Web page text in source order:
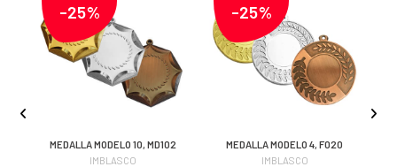
-25%
MEDALLA MODELO 10, MD102
IMBLASCO
-25%
MEDALLA MODELO 4, F020
IMBLASCO